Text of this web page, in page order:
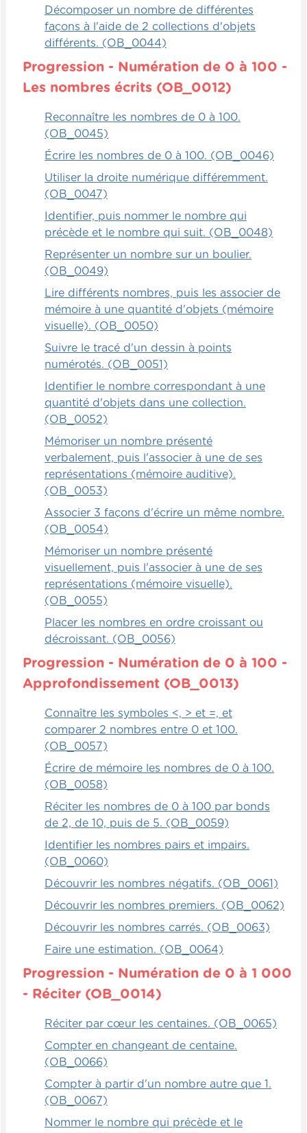
Décomposer un nombre de différentes
façons à l'aide de 2 collections d'objets
différents. (OB_0044)
Progression - Numération de 0 à 100 -
Les nombres écrits (OB_0012)
Reconnaître les nombres de 0 à 100.
(OB_0045)
Écrire les nombres de 0 à 100. (OB_0046)
Utiliser la droite numérique différemment.
(OB_0047)
Identifier, puis nommer le nombre qui
précède et le nombre qui suit. (OB_0048)
Représenter un nombre sur un boulier.
(OB_0049)
Lire différents nombres, puis les associer de
mémoire à une quantité d'objets (mémoire
visuelle). (OB_0050)
Suivre le tracé d'un dessin à points
numérotés. (OB_0051)
Identifier le nombre correspondant à une
quantité d'objets dans une collection.
(OB_0052)
Mémoriser un nombre présenté
verbalement, puis l'associer à une de ses
représentations (mémoire auditive).
(OB_0053)
Associer 3 façons d'écrire un même nombre.
(OB_0054)
Mémoriser un nombre présenté
visuellement, puis l'associer à une de ses
représentations (mémoire visuelle).
(OB_0055)
Placer les nombres en ordre croissant ou
décroissant. (OB_0056)
Progression - Numération de 0 à 100 -
Approfondissement (OB_0013)
Connaître les symboles <, > et =, et
comparer 2 nombres entre 0 et 100.
(OB_0057)
Écrire de mémoire les nombres de 0 à 100.
(OB_0058)
Réciter les nombres de 0 à 100 par bonds
de 2, de 10, puis de 5. (OB_0059)
Identifier les nombres pairs et impairs.
(OB_0060)
Découvrir les nombres négatifs. (OB_0061)
Découvrir les nombres premiers. (OB_0062)
Découvrir les nombres carrés. (OB_0063)
Faire une estimation. (OB_0064)
Progression - Numération de 0 à 1 000
- Réciter (OB_0014)
Réciter par cœur les centaines. (OB_0065)
Compter en changeant de centaine.
(OB_0066)
Compter à partir d'un nombre autre que 1.
(OB_0067)
Nommer le nombre qui précède et le